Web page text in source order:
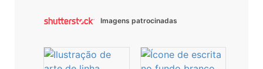
Imagens patrocinadas